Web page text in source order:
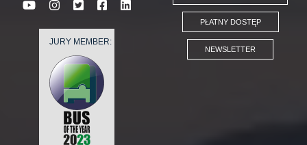
JURY MEMBER:
PŁATNY DOSTĘP
NEWSLETTER